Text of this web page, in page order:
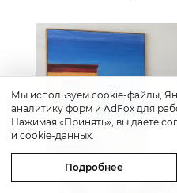
Мы используем cookie-файлы,
аналитику форм и AdFox для
Нажимая «Принять», вы даете
и cookie-данных.
Подробнее